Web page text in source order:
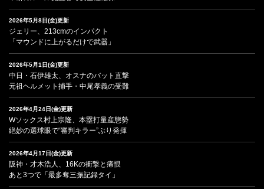
2026年5月8日(金)更新
ジェリー、213cmのインパクト
「マウンドに上がるだけで武器」
2026年5月1日(金)更新
中日・石伊雄太、オスナのバット直撃
元祖ヘルメット捕手・中尾孝義の受難
2026年4月24日(金)更新
Wソックス村上宗隆、本塁打量産態勢
絶妙の選球眼で“審判キラー”ぶり発揮
2026年4月17日(金)更新
阪神・才木浩人、16Kの衝撃と痛恨
あと3つで「最多奪三振記録タイ」